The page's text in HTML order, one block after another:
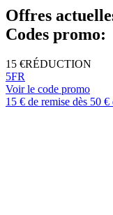
Offres
Codes promo:
15 €RÉDUCTION
5FR
Voir le code promo
15 € de remise dès 50